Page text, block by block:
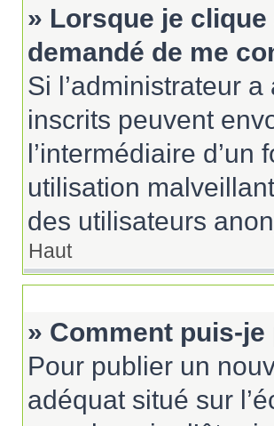
» Lorsque je
demandé de me
Si l’administrateur
inscrits peuvent
l’intermédiaire
utilisation
des utilisateurs
Haut
» Comment puis-
Pour publier un
adéquat situé sur